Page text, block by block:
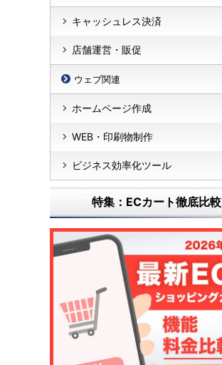
キャッシュレス決済
店舗運営・販促
ウェブ関連
ホームページ作成
WEB・印刷物制作
ビジネス効率化ツール
特集：ECカート徹底比較